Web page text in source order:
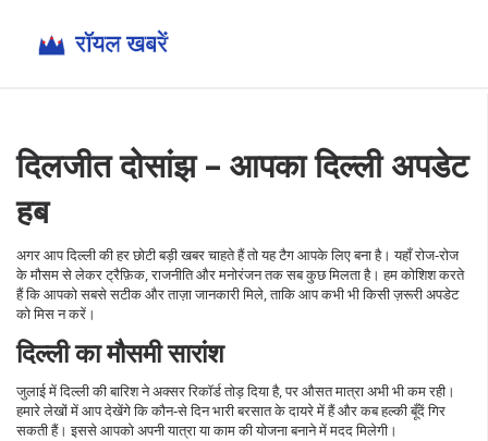
दिलजीत दोसांझ – आपका दिल्ली अपडेट
हब
अगर आप दिल्ली की हर छोटी बड़ी खबर चाहते हैं तो यह टैग आपके लिए बना है। यहाँ रोज‑रोज
के मौसम से लेकर ट्रैफ़िक, राजनीति और मनोरंजन तक सब कुछ मिलता है। हम कोशिश करते
हैं कि आपको सबसे सटीक और ताज़ा जानकारी मिले, ताकि आप कभी भी किसी ज़रूरी अपडेट
को मिस न करें।
दिल्ली का मौसमी सारांश
जुलाई में दिल्ली की बारिश ने अक्सर रिकॉर्ड तोड़ दिया है, पर औसत मात्रा अभी भी कम रही।
हमारे लेखों में आप देखेंगे कि कौन‑से दिन भारी बरसात के दायरे में हैं और कब हल्की बूँदें गिर
सकती हैं। इससे आपको अपनी यात्रा या काम की योजना बनाने में मदद मिलेगी।